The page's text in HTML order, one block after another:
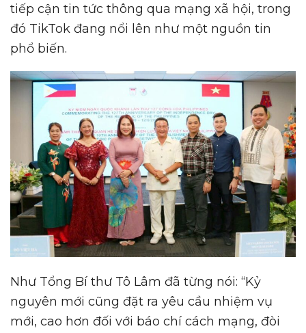
tiếp cận tin tức thông qua mạng xã hội, trong
đó TikTok đang nổi lên như một nguồn tin
phổ biến.
Như Tổng Bí thư Tô Lâm đã từng nói: “Kỷ
nguyên mới cũng đặt ra yêu cầu nhiệm vụ
mới, cao hơn đối với báo chí cách mạng, đòi